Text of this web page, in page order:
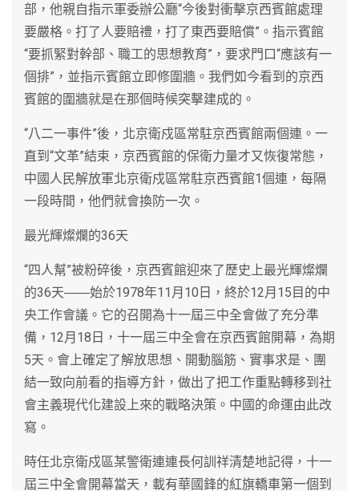
部，他親自指示軍委辦公廳“今後對衝擊京西賓館處理
要嚴格。打了人要賠禮，打了東西要賠償”。指示賓館
“要抓緊對幹部、職工的思想教育”，要求門口“應該有一
個排”，並指示賓館立即修圍牆。我們如今看到的京西
賓館的圍牆就是在那個時候突擊建成的。
“八二一事件”後，北京衛戍區常駐京西賓館兩個連。一
直到“文革”結束，京西賓館的保衛力量才又恢復常態，
中國人民解放軍北京衛戍區常駐京西賓館1個連，每隔
一段時間，他們就會換防一次。
最光輝燦爛的36天
“四人幫”被粉碎後，京西賓館迎來了歷史上最光輝燦爛
的36天――始於1978年11月10日，終於12月15目的中
央工作會議。它的召開為十一屆三中全會做了充分準
備，12月18日，十一屆三中全會在京西賓館開幕，為期
5天。會上確定了解放思想、開動腦筋、實事求是、團
結一致向前看的指導方針，做出了把工作重點轉移到社
會主義現代化建設上來的戰略決策。中國的命運由此改
寫。
時任北京衛戍區某警衛連連長何訓祥清楚地記得，十一
屆三中全會開幕當天，載有華國鋒的紅旗轎車第一個到